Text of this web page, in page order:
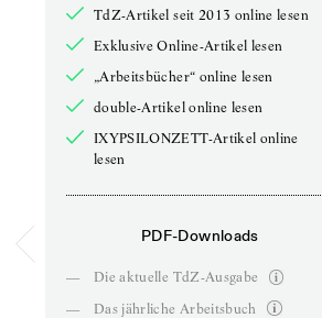
TdZ-Artikel seit 2013 online lesen
Exklusive Online-Artikel lesen
„Arbeitsbücher“ online lesen
double-Artikel online lesen
IXYPSILONZETT-Artikel online
lesen
PDF-Downloads
—
Die aktuelle TdZ-Ausgabe
—
Das jährliche Arbeitsbuch